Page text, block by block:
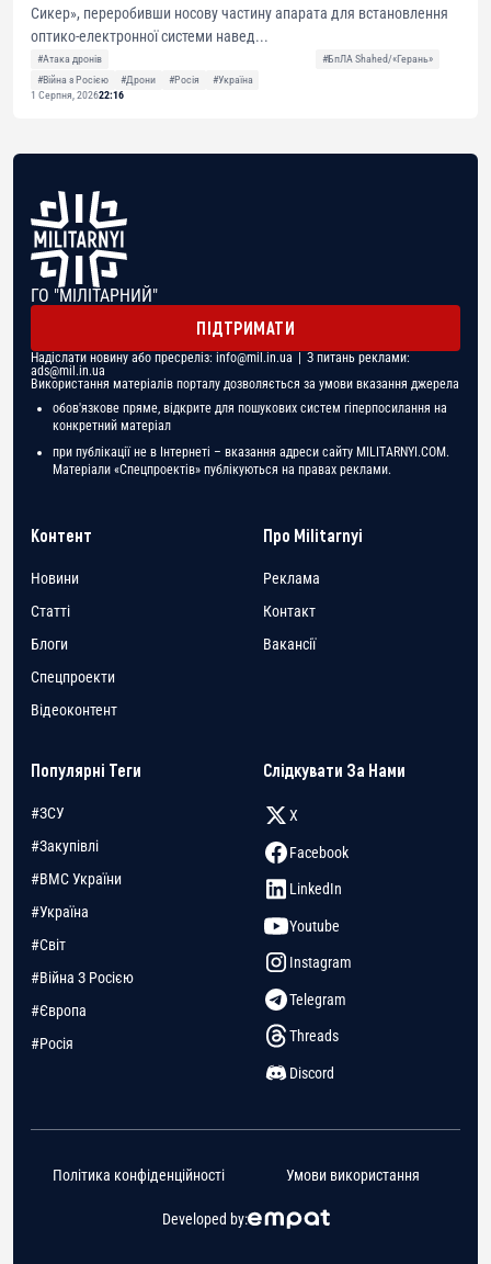
Сикер», переробивши носову частину апарата для встановлення
оптико-електронної системи навед...
#Атака дронів
#БпЛА Shahed/«Герань»
#Війна з Росією
#Дрони #Росія
#Україна
1 Серпня, 202622:16
ГО "МІЛІТАРНИЙ"
ПІДТРИМАТИ
Надіслати новину або пресреліз: info@mil.in.ua | З питань реклами:
ads@mil.in.ua
Використання матеріалів порталу дозволяється за умови вказання джерела
обов'язкове пряме, відкрите для пошукових систем гіперпосилання на
конкретний матеріал
при публікації не в Інтернеті – вказання адреси сайту MILITARNYI.COM.
Матеріали «Спецпроектів» публікуються на правах реклами.
Контент
Новини
Статті
Блоги
Спецпроекти
Відеоконтент
Про Militarnyi
Реклама
Контакт
Вакансії
Популярні Теги
#ЗСУ
#Закупівлі
#ВМС України
#Україна
#Світ
#Війна З Росією
#Європа
#Росія
Слідкувати За Нами
X
Facebook
LinkedIn
Youtube
Instagram
Telegram
Threads
Discord
Developed by:
Політика конфіденційності Умови використання